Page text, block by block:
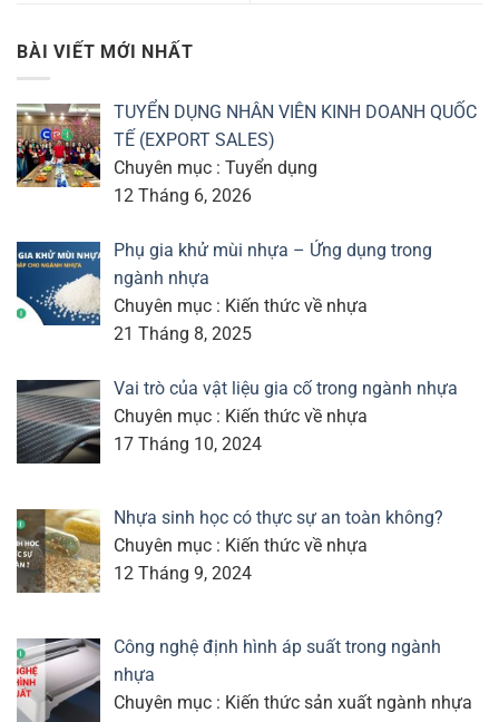
BÀI VIẾT MỚI NHẤT
TUYỂN DỤNG NHÂN VIÊN KINH DOANH QUỐC
TẾ (EXPORT SALES)
Chuyên mục : Tuyển dụng
12 Tháng 6, 2026
Phụ gia khử mùi nhựa – Ứng dụng trong
ngành nhựa
Chuyên mục : Kiến thức về nhựa
21 Tháng 8, 2025
Vai trò của vật liệu gia cố trong ngành nhựa
Chuyên mục : Kiến thức về nhựa
17 Tháng 10, 2024
Nhựa sinh học có thực sự an toàn không?
Chuyên mục : Kiến thức về nhựa
12 Tháng 9, 2024
Công nghệ định hình áp suất trong ngành
nhựa
Chuyên mục : Kiến thức sản xuất ngành nhựa